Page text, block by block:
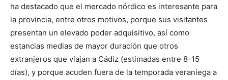
ha destacado que el mercado nórdico es interesante para
la provincia, entre otros motivos, porque sus visitantes
presentan un elevado poder adquisitivo, así como
estancias medias de mayor duración que otros
extranjeros que viajan a Cádiz (estimadas entre 8-15
días), y porque acuden fuera de la temporada veraniega a